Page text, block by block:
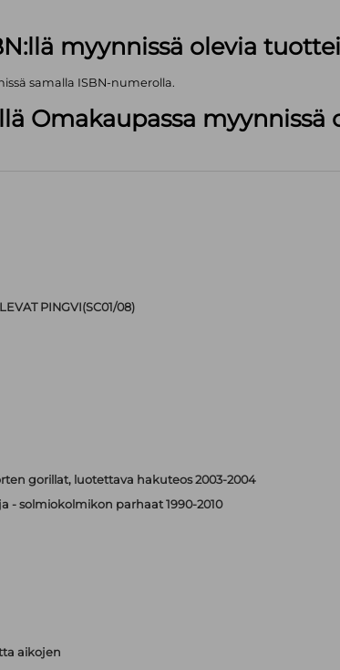
myynnissä olevia
samalla ISBN-numerolla.
Omakaupassa myynnissä
PINGVI(SC01/08)
gorillat, luotettava hakuteos 2003-2004
- solmiokolmikon parhaat 1990-2010
aikojen